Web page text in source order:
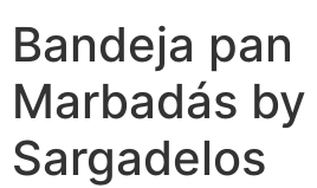
Bandeja pan
Marbadás by
Sargadelos